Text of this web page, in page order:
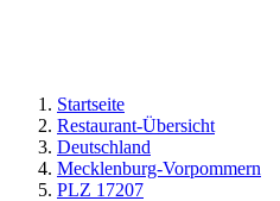
Startseite
Restaurant-Übersicht
Deutschland
Mecklenburg-Vorpommern
PLZ 17207